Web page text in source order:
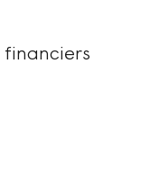
financiers